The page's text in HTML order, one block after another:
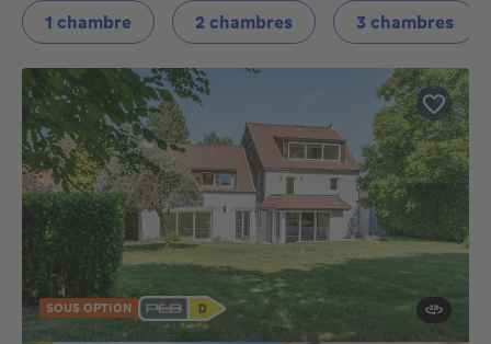
1 chambre 2 chambres 3 chambres
SOUS OPTION